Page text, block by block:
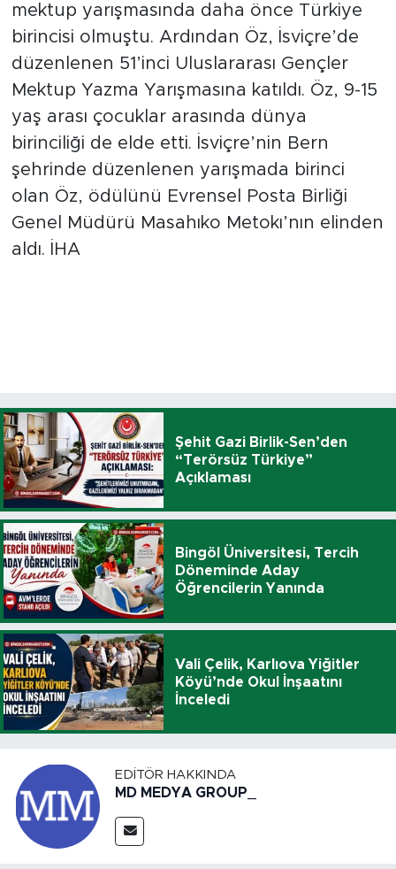
mektup yarışmasında daha önce Türkiye
birincisi olmuştu. Ardından Öz, İsviçre’de
düzenlenen 51’inci Uluslararası Gençler
Mektup Yazma Yarışmasına katıldı. Öz, 9-15
yaş arası çocuklar arasında dünya
birinciliği de elde etti. İsviçre’nin Bern
şehrinde düzenlenen yarışmada birinci
olan Öz, ödülünü Evrensel Posta Birliği
Genel Müdürü Masahıko Metokı’nın elinden
aldı. İHA
Şehit Gazi Birlik-Sen’den
“Terörsüz Türkiye”
Açıklaması
Bingöl Üniversitesi, Tercih
Döneminde Aday
Öğrencilerin Yanında
Vali Çelik, Karlıova Yiğitler
Köyü’nde Okul İnşaatını
İnceledi
EDITÖR HAKKINDA
MD MEDYA GROUP_
Bingöl Kaza Haberleri